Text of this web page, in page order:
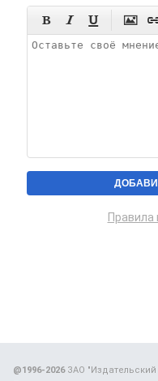
   
Правила
@1996-2026ЗАО